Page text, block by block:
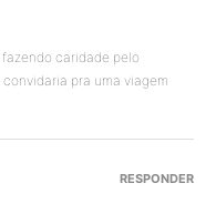
caridade pelo
pra uma viagem
RESPONDER